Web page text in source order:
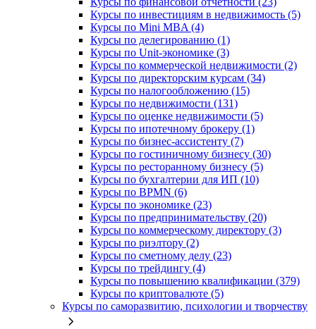
Курсы по инвестициям в недвижимость (5)
Курсы по Mini MBA (4)
Курсы по делегированию (1)
Курсы по Unit-экономике (3)
Курсы по коммерческой недвижимости (2)
Курсы по директорским курсам (34)
Курсы по налогообложению (15)
Курсы по недвижимости (131)
Курсы по оценке недвижимости (5)
Курсы по ипотечному брокеру (1)
Курсы по бизнес-ассистенту (7)
Курсы по гостиничному бизнесу (30)
Курсы по ресторанному бизнесу (5)
Курсы по бухгалтерии для ИП (10)
Курсы по BPMN (6)
Курсы по экономике (23)
Курсы по предпринимательству (20)
Курсы по коммерческому директору (3)
Курсы по риэлтору (2)
Курсы по сметному делу (23)
Курсы по трейдингу (4)
Курсы по повышению квалификации (379)
Курсы по криптовалюте (5)
Курсы по саморазвитию, психологии и творчеству